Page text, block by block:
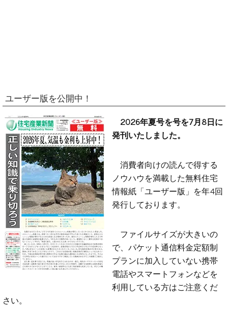
ユーザー版を公開中！
2026年夏号を号を7月8日に
発刊いたしました。
消費者向けの読んで得する
ノウハウを満載した無料住宅
情報紙「ユーザー版」を年4回
発行しております。
ファイルサイズが大きいの
で、パケット通信料金定額制
プランに加入していない携帯
電話やスマートフォンなどを
利用している方はご注意くだ
さい。